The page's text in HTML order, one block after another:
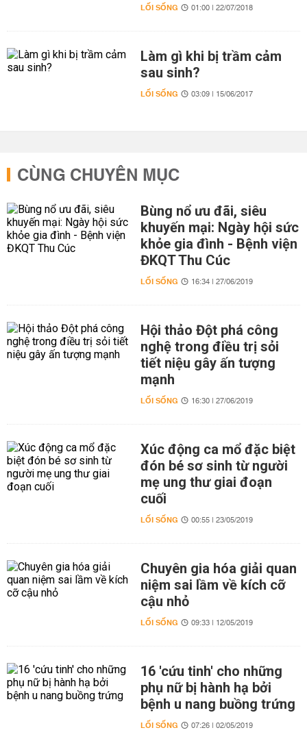
LỐI SỐNG 01:00 | 22/07/2018
Làm gì khi bị trầm cảm
sau sinh?
LỐI SỐNG 03:09 | 15/06/2017
CÙNG CHUYÊN MỤC
Bùng nổ ưu đãi, siêu
khuyến mại: Ngày hội sức
khỏe gia đình - Bệnh viện
ĐKQT Thu Cúc
LỐI SỐNG 16:34 | 27/06/2019
Hội thảo Đột phá công
nghệ trong điều trị sỏi
tiết niệu gây ấn tượng
mạnh
LỐI SỐNG 16:30 | 27/06/2019
Xúc động ca mổ đặc biệt
đón bé sơ sinh từ người
mẹ ung thư giai đoạn
cuối
LỐI SỐNG 00:55 | 23/05/2019
Chuyên gia hóa giải quan
niệm sai lầm về kích cỡ
cậu nhỏ
LỐI SỐNG 09:33 | 12/05/2019
16 'cứu tinh' cho những
phụ nữ bị hành hạ bởi
bệnh u nang buồng trứng
LỐI SỐNG 07:26 | 02/05/2019